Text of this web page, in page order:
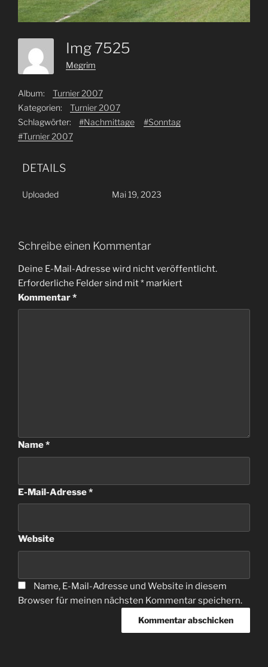
Img 7525
Megrim
Album:
Turnier 2007
Kategorien:
Turnier 2007
Schlagwörter:
#Nachmittage
#Sonntag
#Turnier 2007
DETAILS
Uploaded Mai 19, 2023
Schreibe einen Kommentar
Deine E-Mail-Adresse wird nicht veröffentlicht.
Erforderliche Felder sind mit* markiert
Kommentar*
Name*
E-Mail-Adresse*
Website
Name, E-Mail-Adresse und Website in diesem
Browser für meinen nächsten Kommentar speichern.